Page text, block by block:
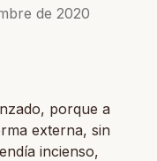
/ Portugués
de 2020
porque a
externa, sin
incienso,